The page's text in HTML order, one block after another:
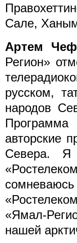
Сале,
Артем
Регион»
русском,
народов
Программа
авторские
Севера.
«Ямал-
нашей